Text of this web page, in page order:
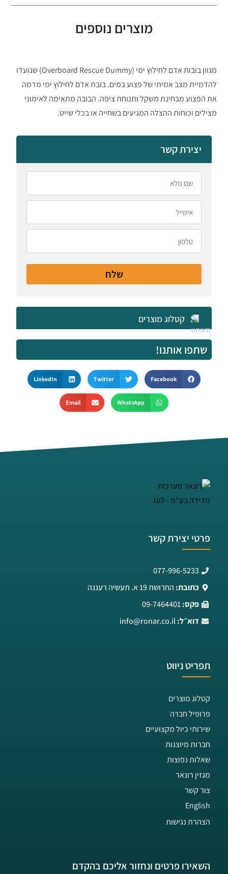
מוצרים נוספים
מגוון בובות אדם לחילוץ ימי (Overboard Rescue Dummy) שנועדו
להדמיית מצב אמיתי של פצוע במים. בובת אדם לחילוץ ימי מדמה
את הפצוע מבחינת משקל ותנוחת ציפה. הבובה מתאימה לאימוני
מצילים וכוחות ההצלה המגיעים בשחייה או בכלי שייט.
יצירת קשר
שלח
קטלוג מוצרים
שתפו אותנו!
Facebook
Twitter
LinkedIn
WhatsApp
Email
פרטי יצירת קשר
077-996-5233
כתובת: החרושת 19 א. תעשיה רעננה
פקס:09-7464401
דוא״ל: info@ronar.co.il
תפריט ניווט
קטלוג מוצרים
פרופיל חברה
שירותי כיול מקצועיים
חברות מיוצגות
שאלות נפוצות
מגזין רונאר
צור קשר
English
הצהרת נגישות
השאירו פרטים ונחזור אליכם בהקדם​​